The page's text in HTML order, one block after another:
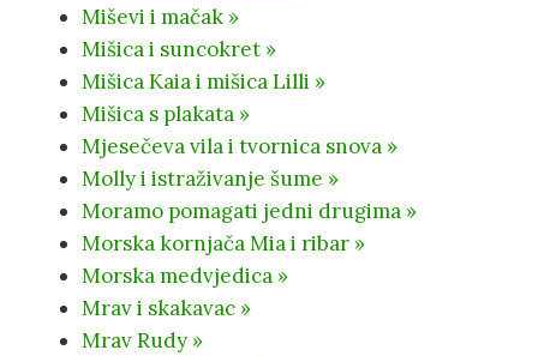
Miševi i mačak »
Mišica i suncokret »
Mišica Kaia i mišica Lilli »
Mišica s plakata »
Mjesečeva vila i tvornica snova »
Molly i istraživanje šume »
Moramo pomagati jedni drugima »
Morska kornjača Mia i ribar »
Morska medvjedica »
Mrav i skakavac »
Mrav Rudy »